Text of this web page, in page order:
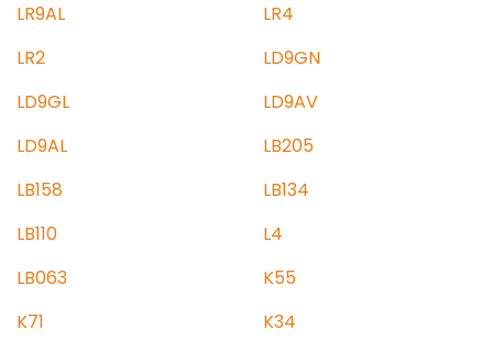
LR9AL
LR4
LR2
LD9GN
LD9GL
LD9AV
LD9AL
LB205
LB158
LB134
LB110
L4
LB063
K55
K71
K34